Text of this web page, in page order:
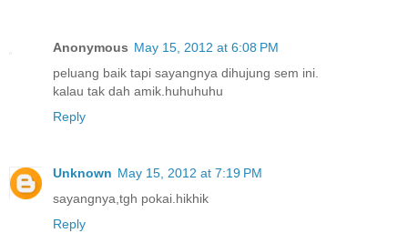
Anonymous May 15, 2012 at 6:08 PM
peluang baik tapi sayangnya dihujung sem ini.
kalau tak dah amik.huhuhuhu
Reply
Unknown May 15, 2012 at 7:19 PM
sayangnya,tgh pokai.hikhik
Reply